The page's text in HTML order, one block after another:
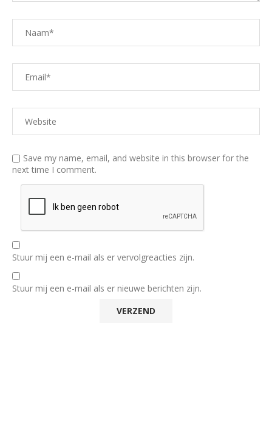
Save my name, email, and website in this browser for the
next time I comment.
Stuur mij een e-mail als er vervolgreacties zijn.
Stuur mij een e-mail als er nieuwe berichten zijn.